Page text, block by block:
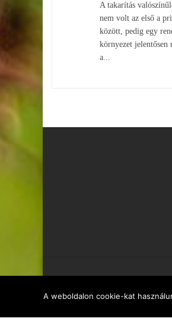
A takarítás
nem volt az első a
között, pedig egy
környezet jelentősen
a...
A weboldalon cookie-kat